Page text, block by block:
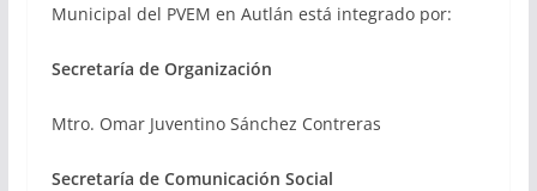
Municipal del PVEM en Autlán está integrado por:
Secretaría de Organización
Mtro. Omar Juventino Sánchez Contreras
Secretaría de Comunicación Social